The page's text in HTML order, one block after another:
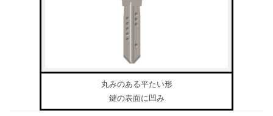
丸みのある平たい形
鍵の表面に凹み